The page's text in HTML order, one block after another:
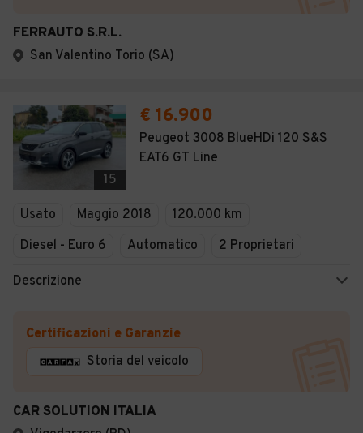
FERRAUTO S.R.L.
San Valentino Torio (SA)
15
€ 16.900
Peugeot 3008 BlueHDi 120 S&S
EAT6 GT Line
Usato Maggio 2018
120.000 km
Diesel - Euro 6
Automatico 2 Proprietari
Descrizione
Certificazioni e Garanzie
Storia del veicolo
CAR SOLUTION ITALIA